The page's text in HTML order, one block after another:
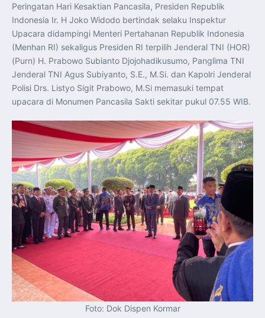
Perkuat Kerja Sama Repatriasi Artefak Budaya
Menteri PKP dan Ketua DEN Perkuat Kolaborasi
Teknologi, Data, dan Pembiayaan Demi Percepatan
Program 3 Juta Rumah
Pendaftaran MagangHub Angkatan II Batch 1 Dibuka
hingga 28 Juli 2026, Kesempatan Raih Pengalaman Kerja
dan Sertifikasi Kompetensi
KASAU Bekali 154 Perwira Remaja AAU 2026, Tekankan
Integritas dan Profesionalisme sebagai Bekal
Pengabdian
Menlu Sugiono Dorong Kemitraan ASEAN–Inggris yang
Lebih Erat Hadapi Tantangan Global
Indonesia Dorong ASEAN dan Uni Eropa Perkuat
Menlu RI Dorong Kemitraan Ekonomi ASEAN–Korea
Selatan untuk Perkuat Ketahanan Kawasan
Kemitraan ASEAN–Kanada Perkuat Ketahanan Ekonomi,
Pangan, dan Energi Kawasan
ASEAN dan India Perkuat Ketahanan Kawasan lewat
Kerja Sama Maritim, Ekonomi, dan Kesehatan
BI Pertahankan BI-Rate 5,75 Persen untuk Jaga
Stabilitas dan Dukung Pertumbuhan Ekonomi
Kepala BGN Sudaryono Tegaskan Komitmen Perkuat
Transparansi dan Akuntabilitas Program Makan Bergizi
Gratis
Presiden Prabowo Resmi Lantik Sudaryono sebagai
Kepala Badan Gizi Nasional
Presiden Prabowo Lantik Sudaryono sebagai Kepala
Badan Gizi Nasional
Presiden Prabowo Tekankan Integritas dan Loyalitas
sebagai Pedoman Utama Perwira TNI-Polri
Presiden Prabowo Lantik 1.177 Perwira Remaja TNI-Polri
pada Upacara Praspa 2026
Mensesneg Tegaskan Komitmen Pemerintah Bangun
Ekosistem Kendaraan Listrik Nasional
Penerbang T-50i Golden Eagle TNI AU Ikuti Latihan
DBFM dalam Pitch Black 2026 di Australia
Peringatan Hari Kesaktian Pancasila, Presiden Republik
Indonesia Ir. H Joko Widodo bertindak selaku Inspektur
Upacara didampingi Menteri Pertahanan Republik Indonesia
(Menhan RI) sekaligus Presiden RI terpilih Jenderal TNI (HOR)
(Purn) H. Prabowo Subianto Djojohadikusumo, Panglima TNI
Jenderal TNI Agus Subiyanto, S.E., M.Si. dan Kapolri Jenderal
Polisi Drs. Listyo Sigit Prabowo, M.Si memasuki tempat
upacara di Monumen Pancasila Sakti sekitar pukul 07.55 WIB.
Foto: Dok Dispen Kormar